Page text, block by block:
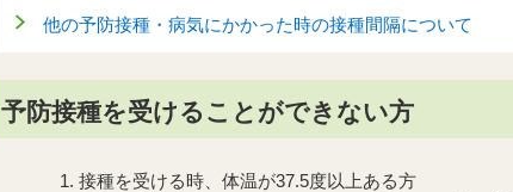
他の予防接種・病気にかかった時の接種間隔について
予防接種を受けることができない方
接種を受ける時、体温が37.5度以上ある方